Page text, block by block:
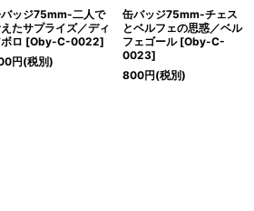
ッジ75mm-二人で
たサプライズ／ディ
ロ [Oby-C-0022]
円(税別)
缶バッジ75mm-チェス
とベルフェの思惑／ベル
フェゴール [Oby-C-
0023]
800円(税別)